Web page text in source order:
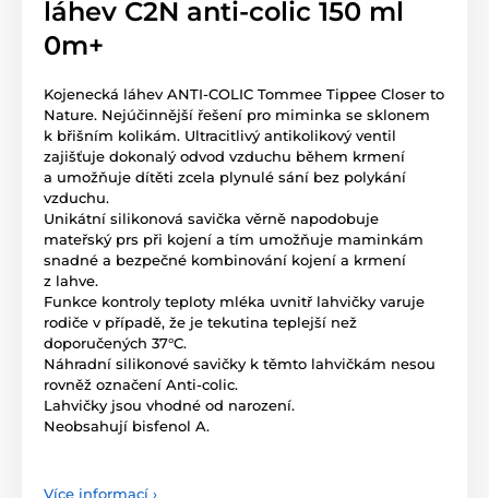
láhev C2N anti-colic 150 ml
0m+
Kojenecká láhev ANTI-COLIC Tommee Tippee Closer to
Nature. Nejúčinnější řešení pro miminka se sklonem
k břišním kolikám. Ultracitlivý antikolikový ventil
zajišťuje dokonalý odvod vzduchu během krmení
a umožňuje dítěti zcela plynulé sání bez polykání
vzduchu.
Unikátní silikonová savička věrně napodobuje
mateřský prs při kojení a tím umožňuje maminkám
snadné a bezpečné kombinování kojení a krmení
z lahve.
Funkce kontroly teploty mléka uvnitř lahvičky varuje
rodiče v případě, že je tekutina teplejší než
doporučených 37°C.
Náhradní silikonové savičky k těmto lahvičkám nesou
rovněž označení Anti-colic.
Lahvičky jsou vhodné od narození.
Neobsahují bisfenol A.
Více informací ›